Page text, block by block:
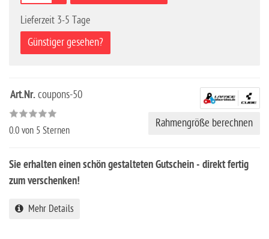
Lieferzeit 3-5 Tage
Günstiger gesehen?
Art.Nr.coupons-50
0.0 von 5 Sternen
Rahmengröße berechnen
Sie erhalten einen schön gestalteten Gutschein - direkt fertig
zum verschenken!
Mehr Details